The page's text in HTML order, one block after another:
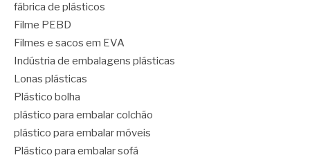
fábrica de plásticos
Filme PEBD
Filmes e sacos em EVA
Indústria de embalagens plásticas
Lonas plásticas
Plástico bolha
plástico para embalar colchão
plástico para embalar móveis
Plástico para embalar sofá